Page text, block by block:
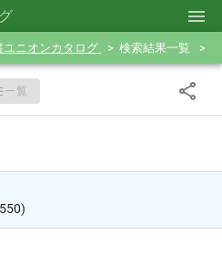
ユニオンカタログ 検索結果一覧
一覧